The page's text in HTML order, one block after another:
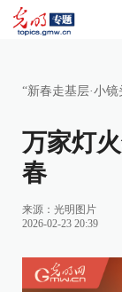
“新春走基层·小
万家灯
春
来源：光明图片
2026-02-23 20:39